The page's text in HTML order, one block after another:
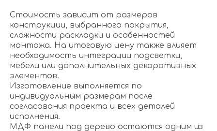
Стоимость зависит от размеров
конструкции, выбранного покрытия,
сложности раскладки и особенностей
монтажа. На итоговую цену также влияет
необходимость интеграции подсветки,
мебели или дополнительных декоративных
элементов.
Изготовление выполняется по
индивидуальным размерам после
согласования проекта и всех деталей
исполнения.
МДФ панели под дерево остаются одним из